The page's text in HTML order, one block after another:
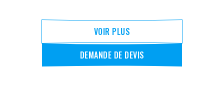
VOIR PLUS
DEMANDE DE DEVIS